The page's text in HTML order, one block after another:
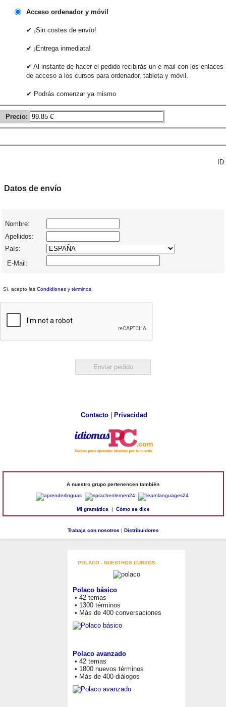
Acceso ordenador y móvil
✔ ¡Sin costes de envío!
✔ ¡Entrega inmediata!
✔ Al instante de hacer el pedido recibirás un e-mail con los enlaces
de acceso a los cursos para ordenador, tableta y móvil.
✔ Podrás comenzar ya mismo
Precio:
ID:
Datos de envío
Nombre:
Apellidos:
País:
E-Mail:
Sí, acepto las Condidiones y términos
Contacto| Privacidad
A nuestro grupo pertenencen también
Mi gramática | Cómo se dice
Trabaja con nosotros | Distribuidores
POLACO - NUESTROS CURSOS
Polaco básico
• 42 temas
• 1300 términos
• Más de 400 conversaciones
Polaco avanzado
• 42 temas
• 1800 nuevos términos
• Más de 400 diálogos